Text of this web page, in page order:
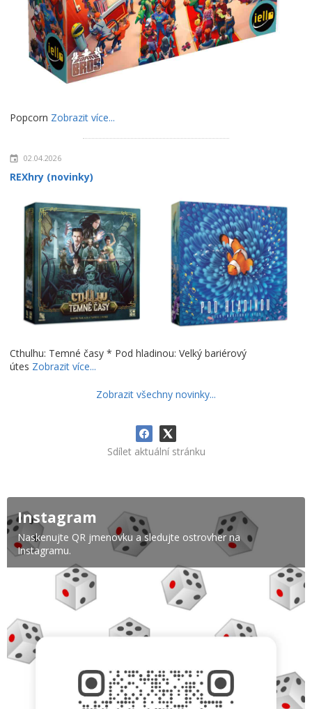
Popcorn Zobrazit více...
02.04.2026
REXhry (novinky)
Cthulhu: Temné časy * Pod hladinou: Velký bariérový
útes Zobrazit více...
Zobrazit všechny novinky...
Sdílet aktuální stránku
Instagram
Naskenujte QR jmenovku a sledujte ostrovher na
Instagramu.